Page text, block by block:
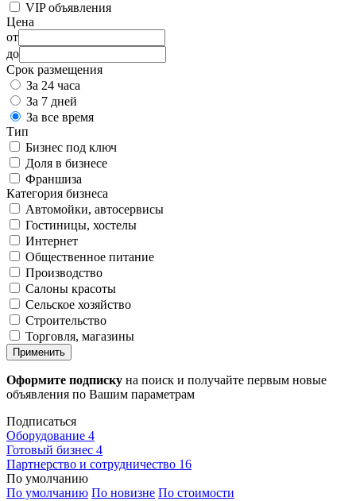
VIP объявления
Цена
от
до
Срок размещения
За 24 часа
За 7 дней
За все время
Тип
Бизнес под ключ
Доля в бизнесе
Франшиза
Категория бизнеса
Автомойки, автосервисы
Гостиницы, хостелы
Интернет
Общественное питание
Производство
Салоны красоты
Сельское хозяйство
Строительство
Торговля, магазины
Применить
Оформите подписку на поиск и получайте первым новые
объявления по Вашим параметрам
Подписаться
Оборудование 4
Готовый бизнес 4
Партнерство и сотрудничество 16
По умолчанию
По умолчанию По новизне По стоимости